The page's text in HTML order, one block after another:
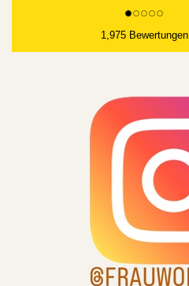
1,975 Bewertungen